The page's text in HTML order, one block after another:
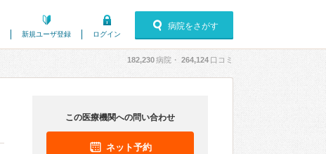
新規ユーザ登録 ログイン
病院をさがす
182,230病院・ 264,124 口コミ
この医療機関への問い合わせ
ネット予約